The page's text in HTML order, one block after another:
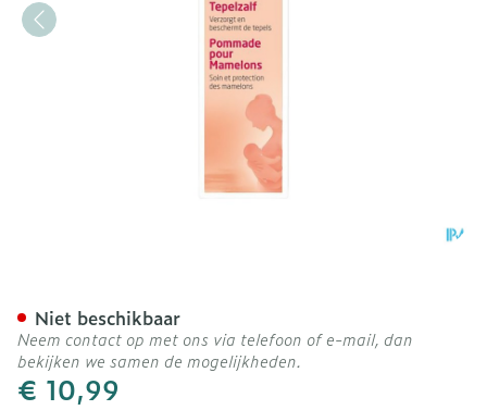
€ 10,99
Niet beschikbaar
Neem contact op met ons via telefoon of e-mail, dan
bekijken we samen de mogelijkheden.